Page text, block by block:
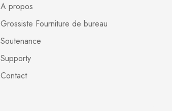
A propos
Grossiste Fourniture de bureau
Soutenance
Supporty
Contact